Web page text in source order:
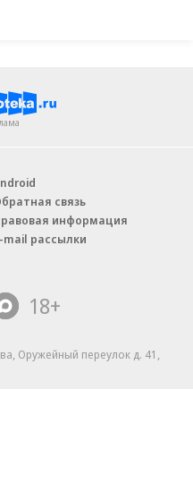
связь
информация
mail рассылки
18+
Оружейный переулок д. 41,